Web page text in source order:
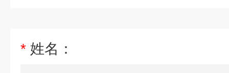
* 姓名：